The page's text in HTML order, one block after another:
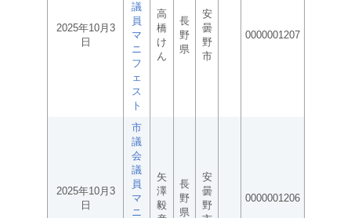
2025年10月3
日
議
員
マ
ニ
フ
ェ
ス
ト
高
橋
け
ん
長
野
県
安
曇
野
市
0000001207
2025年10月3
日
市
議
会
議
員
マ
ニ
矢
澤
毅
長
野
県
安
曇
野
0000001206